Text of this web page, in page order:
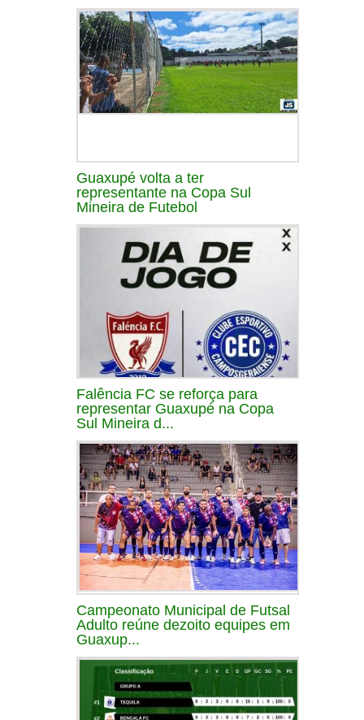
Guaxupé volta a ter
representante na Copa Sul
Mineira de Futebol
Falência FC se reforça para
representar Guaxupé na Copa
Sul Mineira d...
Campeonato Municipal de Futsal
Adulto reúne dezoito equipes em
Guaxup...